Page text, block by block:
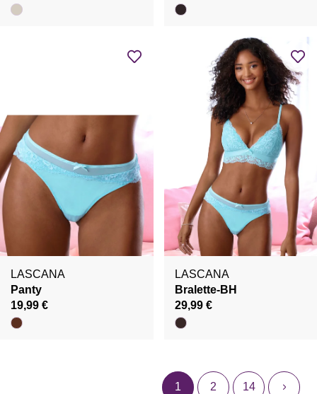
LASCANA
Panty
19,99 €
LASCANA
Bralette-BH
29,99 €
1 2 14